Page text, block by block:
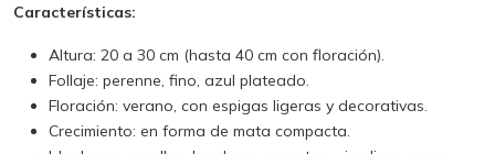
Características:
Altura: 20 a 30 cm (hasta 40 cm con floración).
Follaje: perenne, fino, azul plateado.
Floración: verano, con espigas ligeras y decorativas.
Crecimiento: en forma de mata compacta.